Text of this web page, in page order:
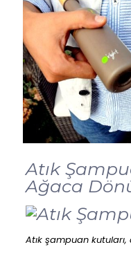
Atık
Ağaca
Atık şampuan